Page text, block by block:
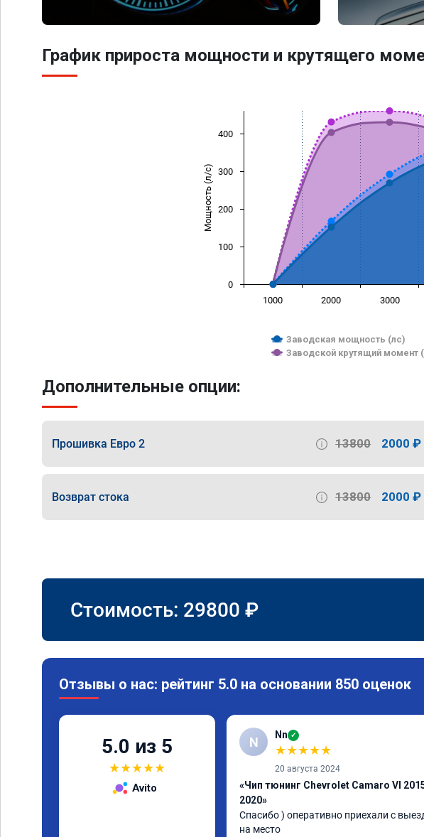
График прироста мощности и крутящего
Мощность (л/с)
Заводская мощность (лс)
Заводской крутящий момент
1000 2000 3000
0
100
200
300
400
Дополнительные опции:
Прошивка Евро 2 13800 2000 ₽
Возврат стока 13800 2000 ₽
Стоимость: 29800 ₽
Отзывы о нас: рейтинг 5.0 на основании 850 оценок
5.0 из 5
★★★★★
Avito
N Nn ✓
★★★★★
20 августа 2024
«Чип тюнинг Chevrolet Camaro VI
2020»
Спасибо ) оперативно приехали с
на место